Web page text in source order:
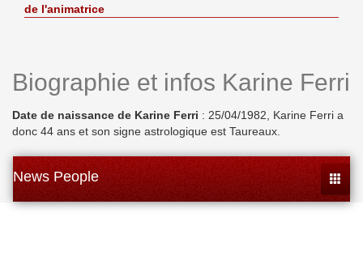
de l'animatrice
Biographie et infos Karine Ferri
Date de naissance de Karine Ferri : 25/04/1982, Karine Ferri a
donc 44 ans et son signe astrologique est Taureaux.
News People